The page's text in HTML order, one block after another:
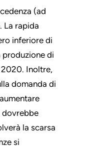
(ad
La rapida
inferiore di
produzione di
2020. Inoltre,
domanda di
dovrebbe
la scarsa
si